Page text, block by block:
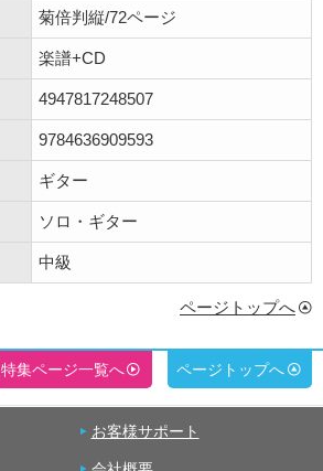
菊倍判縦/72ページ
楽譜+CD
4947817248507
9784636909593
ギター
ソロ・ギター
中級
ページトップへ
特集ページ一覧へ ページトップへ
お客様サポート